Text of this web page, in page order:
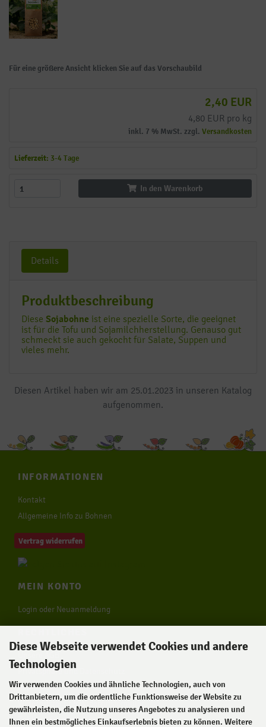
Für eine größere Ansicht klicken Sie auf das Vorschaubild
2,40 EUR
4,80 EUR pro kg
inkl. 7 % MwSt. zzgl. Versandkosten
Lieferzeit: 3-4 Tage
In den Warenkorb
Details
Produktbeschreibung
Diese Sojabohne ist eine spezielle Sorte, die geeignet
ist für die Tofu und Sojamilchherstellung. Genauso gut
schmeckt sie auch gekocht für Salate, Suppen und
vieles mehr.
Diesen Artikel haben wir am 25.01.2023 in unseren Katalog
aufgenommen.
INFORMATIONEN
Kontakt
Allgemeine Info zu Bohnen
Vertrag widerrufen
MEIN KONTO
Login oder Neuanmeldung
Privatsphäre und Datenschutz
Impressum
Widerrufsrecht & Widerrufsformular
Zahlung & Versand
Diese Webseite verwendet Cookies und andere
Technologien
Wir verwenden Cookies und ähnliche Technologien, auch von
Drittanbietern, um die ordentliche Funktionsweise der Website zu
gewährleisten, die Nutzung unseres Angebotes zu analysieren und
Ihnen ein bestmögliches Einkaufserlebnis bieten zu können. Weitere